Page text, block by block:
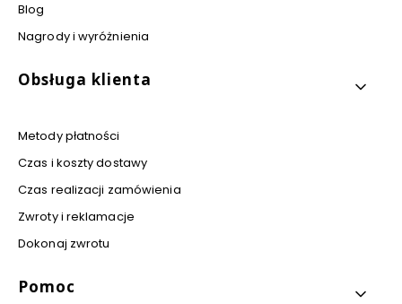
Blog
Nagrody i wyróżnienia
Obsługa klienta
Metody płatności
Czas i koszty dostawy
Czas realizacji zamówienia
Zwroty i reklamacje
Dokonaj zwrotu
Pomoc